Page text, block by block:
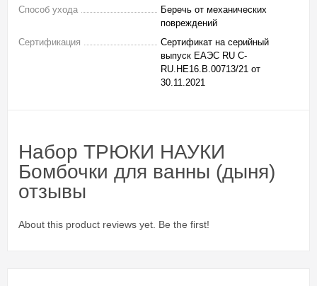
Способ ухода
Беречь от механических
повреждений
Сертификация
Сертификат на серийный
выпуск ЕАЭС RU С-
RU.НЕ16.В.00713/21 от
30.11.2021
Набор ТРЮКИ НАУКИ
Бомбочки для ванны (дыня)
отзывы
About this product reviews yet. Be the first!